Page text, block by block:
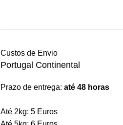
Custos de Envio
Portugal Continental
Prazo de entrega: até 48 horas
Até 2kg: 5 Euros